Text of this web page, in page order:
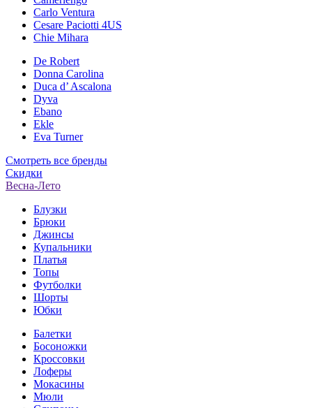
Carlo Ventura
Cesare Paciotti 4US
Chie Mihara
De Robert
Donna Carolina
Duca d’ Ascalona
Dyva
Ebano
Ekle
Eva Turner
Смотреть все бренды
Скидки
Весна-Лето
Блузки
Брюки
Джинсы
Купальники
Платья
Топы
Футболки
Шорты
Юбки
Балетки
Босоножки
Кроссовки
Лоферы
Мокасины
Мюли